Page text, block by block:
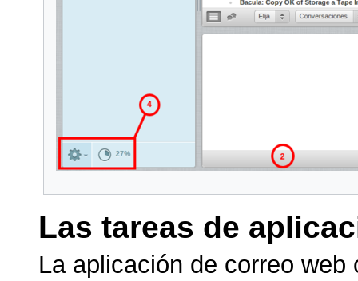
Las tareas de
La aplicación de correo